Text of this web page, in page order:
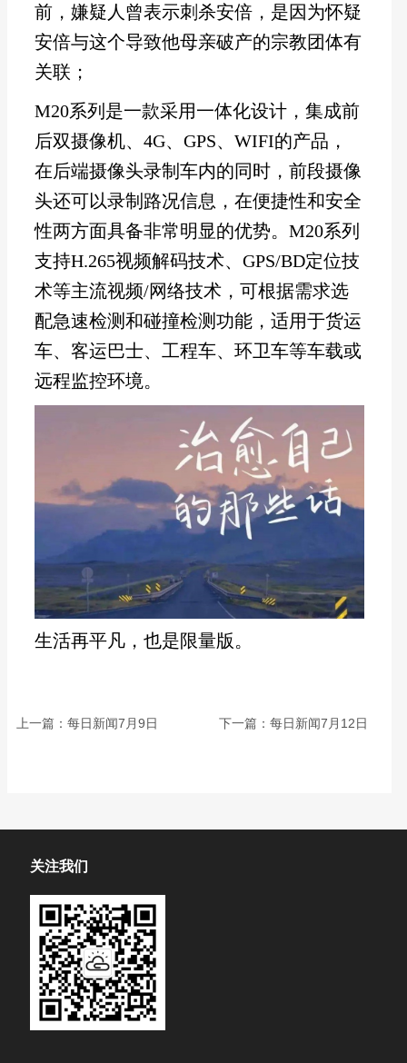
前，嫌疑人曾表示刺杀安倍，是因为怀疑
安倍与这个导致他母亲破产的宗教团体有
关联；
M20系列是一款采用一体化设计，集成前
后双摄像机、4G、GPS、WIFI的产品，
在后端摄像头录制车内的同时，前段摄像
头还可以录制路况信息，在便捷性和安全
性两方面具备非常明显的优势。M20系列
支持H.265视频解码技术、GPS/BD定位技
术等主流视频/网络技术，可根据需求选
配急速检测和碰撞检测功能，适用于货运
车、客运巴士、工程车、环卫车等车载或
远程监控环境。
生活再平凡，也是限量版。
上一篇： 每日新闻7月9日 下一篇：每日新闻7月12日
关注我们